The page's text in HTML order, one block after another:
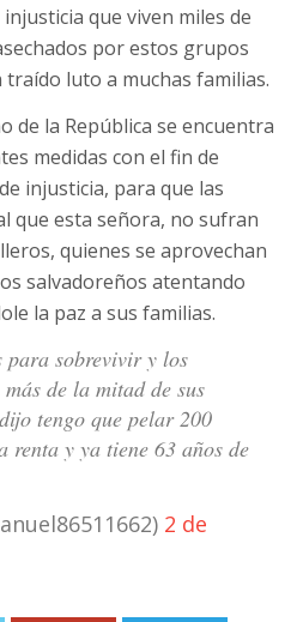
que viven miles de
por estos grupos
luto a muchas familias.
de la República se encuentra
medidas con el fin de
injusticia, para que las
que esta señora, no sufran
quienes se aprovechan
salvadoreños atentando
la paz a sus familias.
para sobrevivir y los
de la mitad de sus
tengo que pelar 200
renta y ya tiene 63 años de
2 de